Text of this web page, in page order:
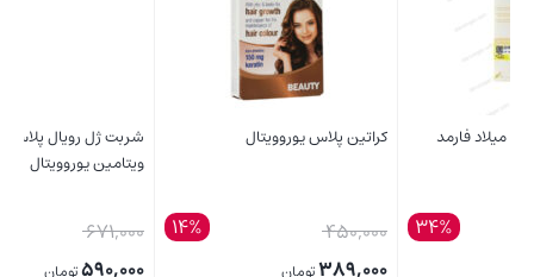
کراتین پلاس یوروویتال
450,000قیمت
شربت ژل رویال پلاس مولتی
ویتامین یوروویتال
671,000قیمت